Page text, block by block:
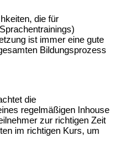
die für
ist immer eine gute
Bildungsprozess
die
regelmäßigen Inhouse
zur richtigen Zeit
im richtigen Kurs, um